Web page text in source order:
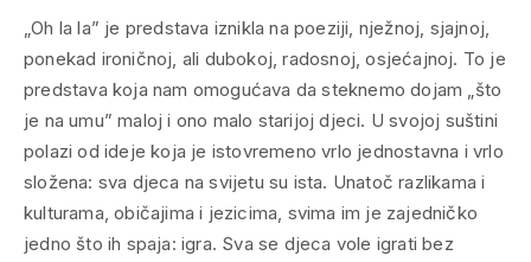
„Oh la la” je predstava iznikla na poeziji, nježnoj, sjajnoj,
ponekad ironičnoj, ali dubokoj, radosnoj, osjećajnoj. To je
predstava koja nam omogućava da steknemo dojam „što
je na umu” maloj i ono malo starijoj djeci. U svojoj suštini
polazi od ideje koja je istovremeno vrlo jednostavna i vrlo
složena: sva djeca na svijetu su ista. Unatoč razlikama i
kulturama, običajima i jezicima, svima im je zajedničko
jedno što ih spaja: igra. Sva se djeca vole igrati bez